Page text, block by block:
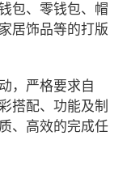
包、零钱包、帽
居饰品等的打版
，严格要求自
搭配、功能及制
、高效的完成任